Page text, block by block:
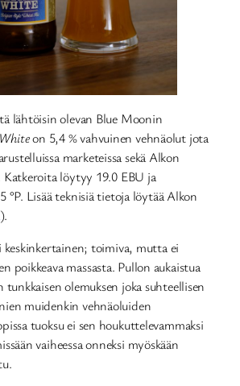
lähtöisin olevan Blue Moonin
on 5,4 % vahvuinen vehnäolut jota
marketeissa sekä Alkon
Katkeroita löytyy 19.0 EBU ja
°P. Lisää teknisiä tietoja löytää Alkon
).
keskinkertainen; toimiva, mutta ei
poikkeava massasta. Pullon aukaistua
tunkkaisen olemuksen joka suhteellisen
muidenkin vehnäoluiden
tuoksu ei sen houkuttelevammaksi
vaiheessa onneksi myöskään